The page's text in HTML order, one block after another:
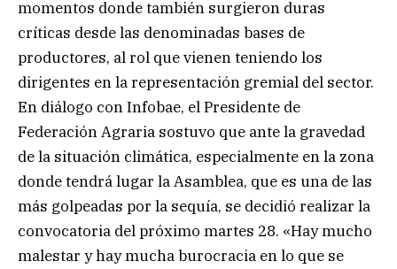
momentos donde también surgieron duras
críticas desde las denominadas bases de
productores, al rol que vienen teniendo los
dirigentes en la representación gremial del sector.
En diálogo con Infobae, el Presidente de
Federación Agraria sostuvo que ante la gravedad
de la situación climática, especialmente en la zona
donde tendrá lugar la Asamblea, que es una de las
más golpeadas por la sequía, se decidió realizar la
convocatoria del próximo martes 28. «Hay mucho
malestar y hay mucha burocracia en lo que se